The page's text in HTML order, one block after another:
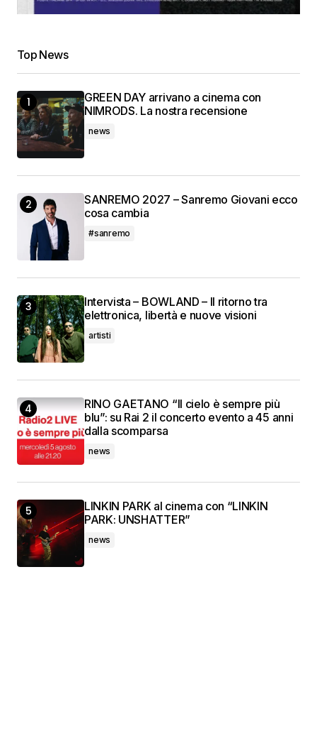
Top News
GREEN DAY arrivano a cinema con
NIMRODS. La nostra recensione
news
SANREMO 2027 – Sanremo Giovani ecco
cosa cambia
#sanremo
Intervista – BOWLAND – Il ritorno tra
elettronica, libertà e nuove visioni
artisti
RINO GAETANO “Il cielo è sempre più
blu”: su Rai 2 il concerto evento a 45 anni
dalla scomparsa
news
LINKIN PARK al cinema con “LINKIN
PARK: UNSHATTER”
news